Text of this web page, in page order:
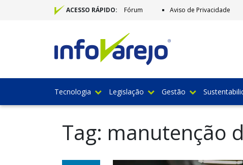
ACESSO RÁPIDO: Fórum Aviso de Privacidade
Tecnologia Legislação Gestão
Tag: manutenção